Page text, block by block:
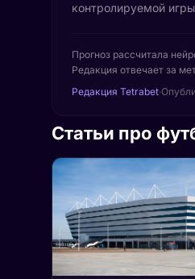
контролируемой
Прогноз рассчитала
Редакция отвечает за
Редакция Tetrabet·
Статьи про